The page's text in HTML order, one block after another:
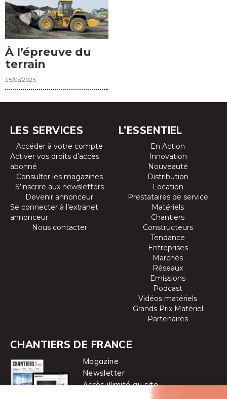
À l’épreuve du
terrain
15/05/2025
LES SERVICES
Accéder à votre compte
Activer vos droits d’accès
abonné
Consulter les magazines
S’inscrire aux newsletters
Devenir annonceur
Se connecter à l’extranet
annonceur
Nous contacter
L’ESSENTIEL
En Action
Innovation
Nouveauté
Distribution
Location
Prestataires de service
Matériels
Chantiers
Constructeurs
Tendance
Entreprises
Marchés
Réseaux
Emissions
Podcast
Vidéos matériels
Grands Prix Matériel
Partenaires
CHANTIERS DE FRANCE
Magazine
Newsletter
Accès illimité au site